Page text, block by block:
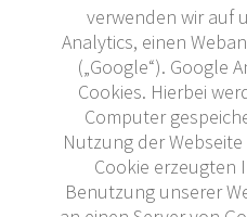
verwenden wir auf
Analytics, einen
(„Google“). Google
Cookies. Hierbei
Computer
Nutzung der
Cookie erzeugten
Benutzung unserer